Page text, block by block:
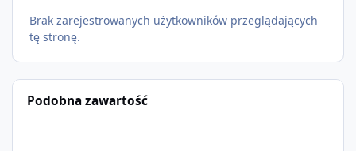
Brak zarejestrowanych użytkowników przeglądających
tę stronę.
Podobna zawartość